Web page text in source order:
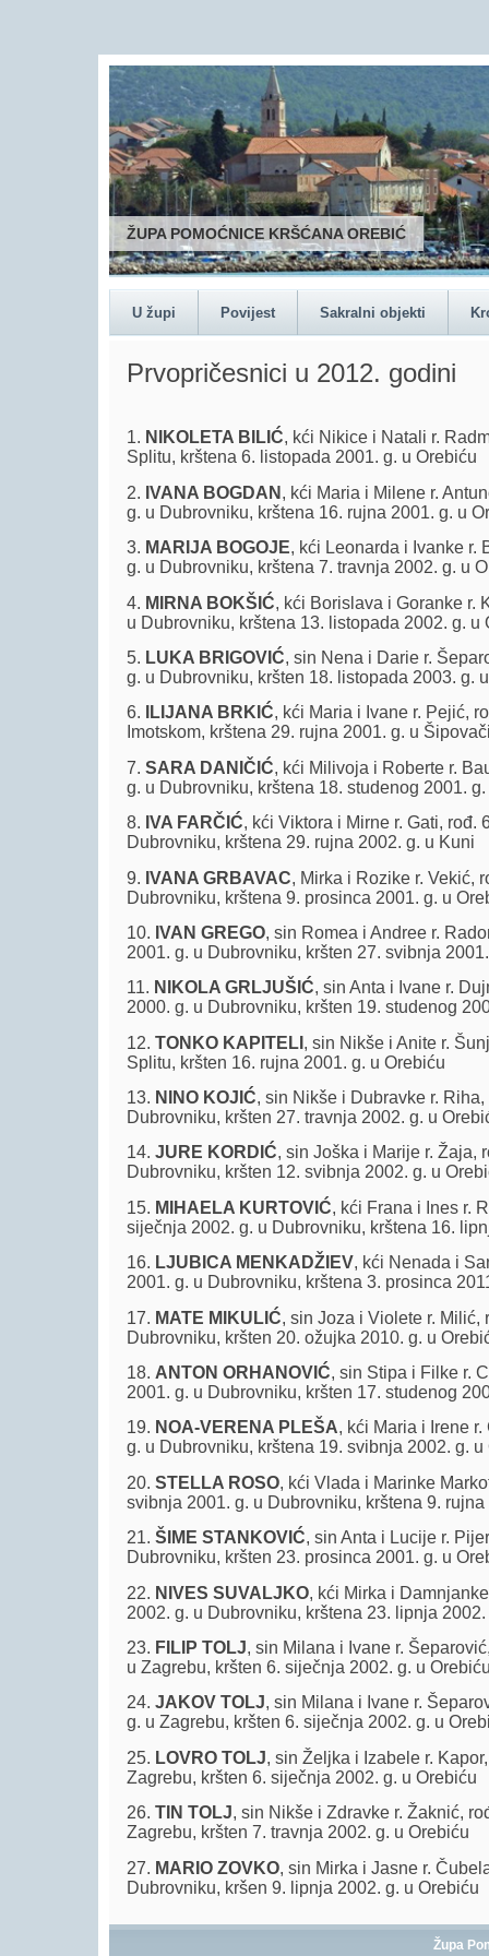
U župi Povijest Sakralni objekti
Prvopričesnici u 2012. godini
1. NIKOLETA BILIĆ, kći Nikice i Natali r.
Splitu, krštena 6. listopada 2001. g. u Orebiću
2. IVANA BOGDAN , kći Maria i Milene r.
g. u Dubrovniku, krštena 16. rujna 2001. g. u
3. MARIJA BOGOJE, kći Leonarda i Ivanke r.
g. u Dubrovniku, krštena 7. travnja 2002. g. u
4. MIRNA BOKŠIĆ, kći Borislava i Goranke r.
u Dubrovniku, krštena 13. listopada 2002. g. u
5. LUKA BRIGOVIĆ, sin Nena i Darie r.
g. u Dubrovniku, kršten 18. listopada 2003. g.
6. ILIJANA BRKIĆ, kći Maria i Ivane r. Pejić,
Imotskom, krštena 29. rujna 2001. g. u
7. SARA DANIČIĆ, kći Milivoja i Roberte r.
g. u Dubrovniku, krštena 18. studenog 2001.
8. IVA FARČIĆ, kći Viktora i Mirne r. Gati, rođ.
Dubrovniku, krštena 29. rujna 2002. g. u Kuni
9. IVANA GRBAVAC, Mirka i Rozike r. Vekić,
Dubrovniku, krštena 9. prosinca 2001. g. u
10. IVAN GREGO, sin Romea i Andree r.
2001. g. u Dubrovniku, kršten 27. svibnja
11. NIKOLA GRLJUŠIĆ, sin Anta i Ivane r.
2000. g. u Dubrovniku, kršten 19. studenog
12. TONKO KAPITELI , sin Nikše i Anite r.
Splitu, kršten 16. rujna 2001. g. u Orebiću
13. NINO KOJIĆ, sin Nikše i Dubravke r.
Dubrovniku, kršten 27. travnja 2002. g. u
14. JURE KORDIĆ, sin Joška i Marije r. Žaja,
Dubrovniku, kršten 12. svibnja 2002. g. u
15. MIHAELA KURTOVIĆ, kći Frana i Ines r.
siječnja 2002. g. u Dubrovniku, krštena 16.
16. LJUBICA MENKADŽIEV, kći Nenada i
2001. g. u Dubrovniku, krštena 3. prosinca
17. MATE MIKULIĆ, sin Joza i Violete r. Milić,
Dubrovniku, kršten 20. ožujka 2010. g. u
18. ANTON ORHANOVIĆ, sin Stipa i Filke r.
2001. g. u Dubrovniku, kršten 17. studenog
19. NOA-VERENA PLEŠA, kći Maria i Irene
g. u Dubrovniku, krštena 19. svibnja 2002. g. u
20. STELLA ROSO, kći Vlada i Marinke
svibnja 2001. g. u Dubrovniku, krštena 9.
21. ŠIME STANKOVIĆ, sin Anta i Lucije r.
Dubrovniku, kršten 23. prosinca 2001. g. u
22. NIVES SUVALJKO, kći Mirka i
2002. g. u Dubrovniku, krštena 23. lipnja
23. FILIP TOLJ, sin Milana i Ivane r.
u Zagrebu, kršten 6. siječnja 2002. g. u
24. JAKOV TOLJ, sin Milana i Ivane r.
g. u Zagrebu, kršten 6. siječnja 2002. g. u
25. LOVRO TOLJ, sin Željka i Izabele r.
Zagrebu, kršten 6. siječnja 2002. g. u Orebiću
26. TIN TOLJ, sin Nikše i Zdravke r. Žaknić,
Zagrebu, kršten 7. travnja 2002. g. u Orebiću
27. MARIO ZOVKO, sin Mirka i Jasne r.
Dubrovniku, kršen 9. lipnja 2002. g. u Orebiću
Župa